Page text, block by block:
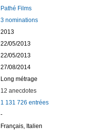
Pathé Films
3 nominations
2013
22/05/2013
22/05/2013
27/08/2014
Long métrage
12 anecdotes
1 131 726 entrées
-
Français, Italien